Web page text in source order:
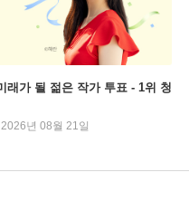
래가 될 젊은 작가 투표 - 1위 청
년 08월 21일